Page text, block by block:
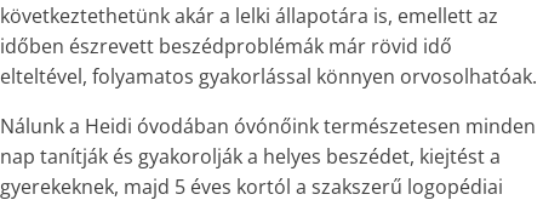
következtethetünk akár a lelki állapotára is, emellett az
időben észrevett beszédproblémák már rövid idő
elteltével, folyamatos gyakorlással könnyen orvosolhatóak.
Nálunk a Heidi óvodában óvónőinktermészetesen minden
nap tanítják és gyakorolják a helyes beszédet, kiejtést a
gyerekeknek, majd 5 éves kortól a szakszerű logopédiai